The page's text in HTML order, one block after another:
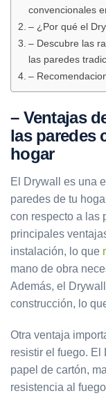
convencionales
– ¿Por qué el
– Descubre las
las paredes
–
– Ventajas
las paredes
hogar
El Drywall es una
paredes de tu
con respecto a las
principales
instalación, lo que
mano de obra
Además, el
construcción, lo
Otra ventaja
resistir el fuego. El
papel de cartón,
resistencia al